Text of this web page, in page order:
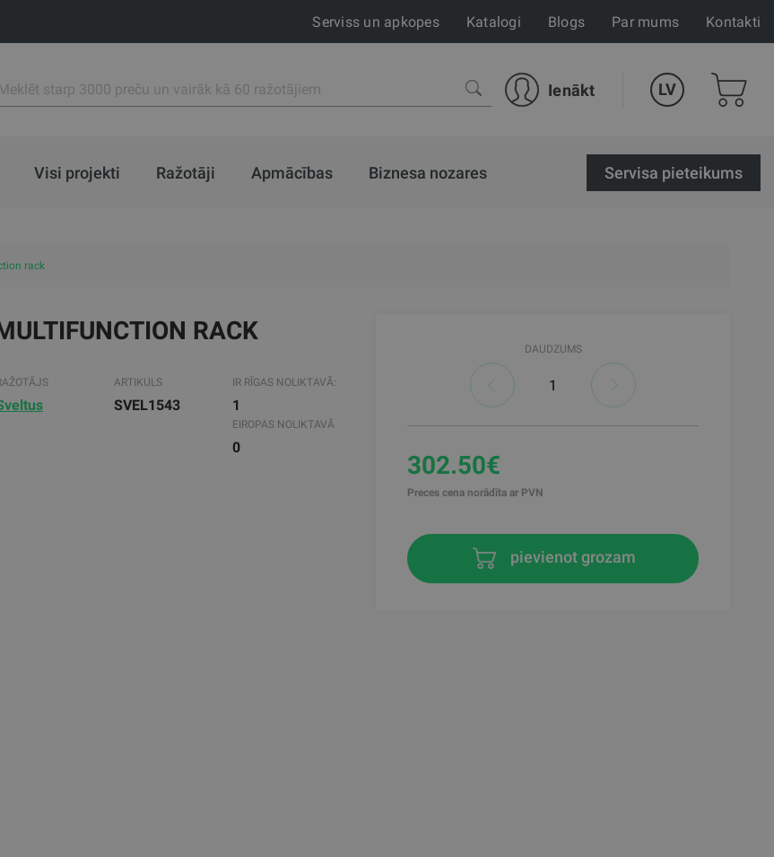
Serviss un apkopes Katalogi Blogs Par mums Kontakti
Ienākt LV
Visi projekti Ražotāji Apmācības Biznesa nozares Servisa pieteikums
rack
RACK
ARTIKULS
SVEL1543
IR RĪGAS NOLIKTAVĀ:
1
EIROPAS NOLIKTAVĀ
0
DAUDZUMS
302.50€
Preces cena norādīta ar PVN
pievienot grozam